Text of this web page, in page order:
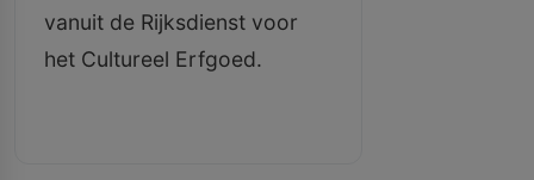
vanuit de Rijksdienst voor
het Cultureel Erfgoed.